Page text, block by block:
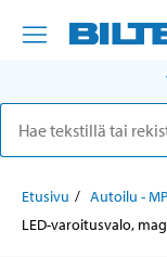
Etusivu Autoilu - MP
LED-varoitusvalo,